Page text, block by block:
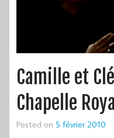
Camille et
Chapelle
Posted on 5 février 2010